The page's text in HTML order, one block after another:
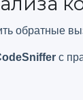
обратные
с